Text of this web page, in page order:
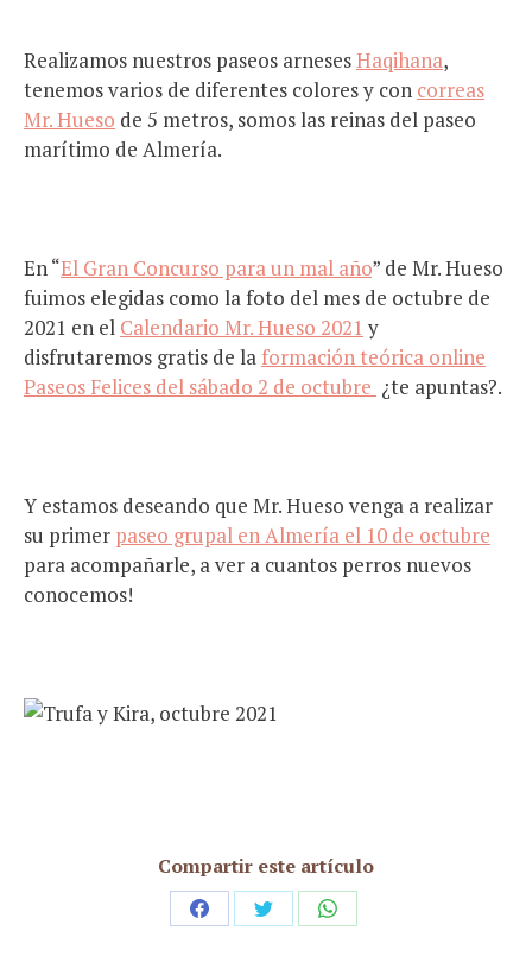
Realizamos nuestros paseos arnesesHaqihana,
tenemos varios de diferentes colores y con correas
Mr. Hueso de 5 metros, somos las reinas del paseo
marítimo de Almería.
En “El Gran Concurso para un mal año” de Mr. Hueso
fuimos elegidas como la foto del mes de octubre de
2021 en el Calendario Mr. Hueso 2021 y
disfrutaremos gratis de la formación teórica online
Paseos Felices del sábado 2 de octubre ¿te apuntas?.
Y estamos deseando que Mr. Hueso venga a realizar
su primer paseo grupal en Almería el 10 de octubre
para acompañarle, a ver a cuantos perros nuevos
conocemos!
Compartir este artículo
Share Share Share